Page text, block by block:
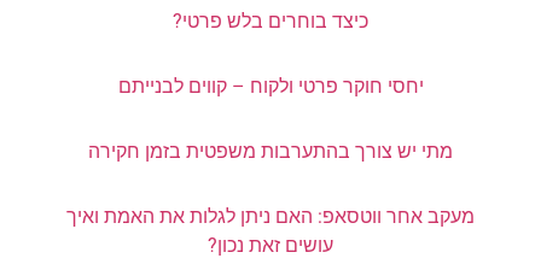
כיצד בוחרים בלש פרטי?
יחסי חוקר פרטי ולקוח – קווים לבנייתם
מתי יש צורך בהתערבות משפטית בזמן חקירה
מעקב אחר ווטסאפ: האם ניתן לגלות את האמת ואיך
עושים זאת נכון?